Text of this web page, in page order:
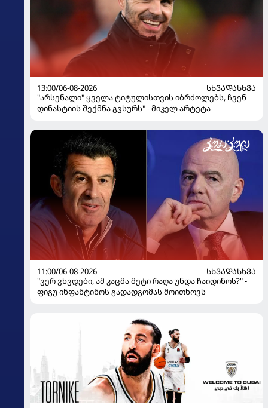
13:00/06-08-2026
ᲡᲮᲕᲐᲓᲐᲡᲮᲕᲐ
"არსენალი" ყველა ტიტულისთვის იბრძოლებს, ჩვენ
დინასტიის შექმნა გვსურს" - მიკელ არტეტა
11:00/06-08-2026
ᲡᲮᲕᲐᲓᲐᲡᲮᲕᲐ
"ვერ ვხვდები, ამ კაცმა მეტი რაღა უნდა ჩაიდინოს?" -
ფიგუ ინფანტინოს გადადგომას მოითხოვს